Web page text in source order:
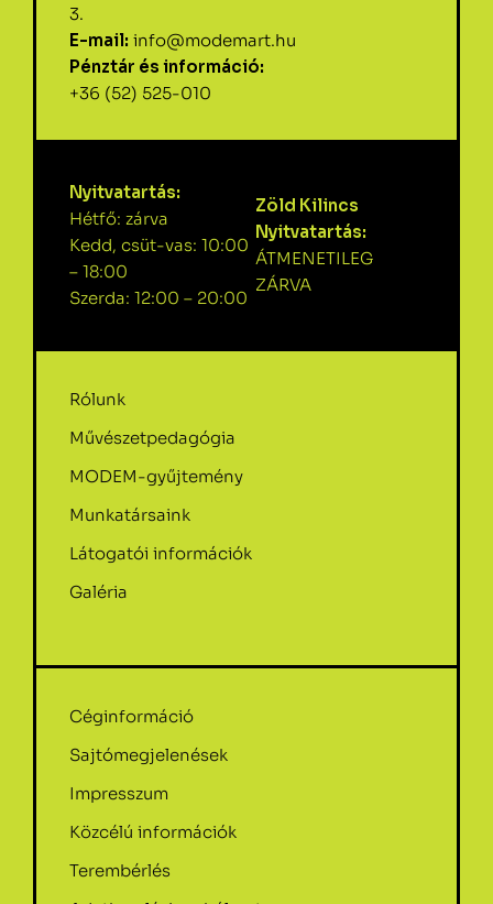
3.
E-mail: info@modemart.hu
Pénztár és információ:
+36 (52) 525-010
Nyitvatartás:
Hétfő: zárva
Kedd, csüt-vas: 10:00
– 18:00
Szerda: 12:00 – 20:00
Zöld Kilincs
Nyitvatartás:
ÁTMENETILEG
ZÁRVA
Rólunk
Művészetpedagógia
MODEM-gyűjtemény
Munkatársaink
Látogatói információk
Galéria
Céginformáció
Sajtómegjelenések
Impresszum
Közcélú információk
Terembérlés